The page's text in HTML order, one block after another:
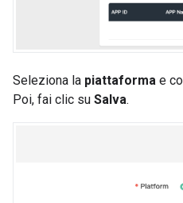
Seleziona la piattaforma e
Poi, fai clic su Salva.